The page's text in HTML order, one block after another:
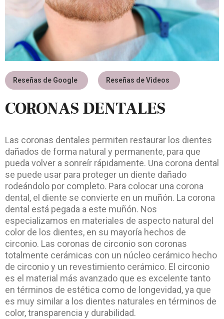
Reseñas de Google Reseñas de Videos
CORONAS DENTALES
Las coronas dentales permiten restaurar los dientes
dañados de forma natural y permanente, para que
pueda volver a sonreír rápidamente. Una corona dental
se puede usar para proteger un diente dañado
rodeándolo por completo. Para colocar una corona
dental, el diente se convierte en un muñón. La corona
dental está pegada a este muñón. Nos
especializamos en materiales de aspecto natural del
color de los dientes, en su mayoría hechos de
circonio. Las coronas de circonio son coronas
totalmente cerámicas con un núcleo cerámico hecho
de circonio y un revestimiento cerámico. El circonio
es el material más avanzado que es excelente tanto
en términos de estética como de longevidad, ya que
es muy similar a los dientes naturales en términos de
color, transparencia y durabilidad.